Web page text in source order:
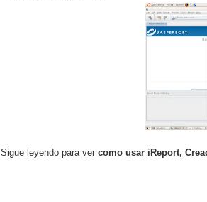
Sigue leyendo para ver como usar iReport,